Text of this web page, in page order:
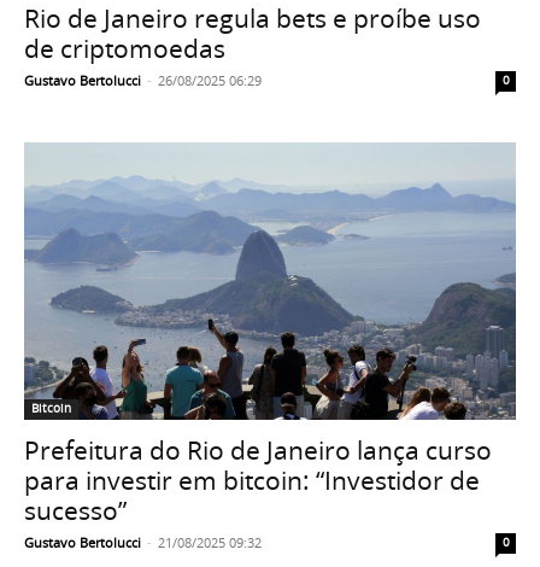
Rio de Janeiro regula bets e proíbe uso
de criptomoedas
Gustavo Bertolucci - 26/08/2025 06:29 0
Bitcoin
Prefeitura do Rio de Janeiro lança curso
para investir em bitcoin: “Investidor de
sucesso”
Gustavo Bertolucci - 21/08/2025 09:32 0